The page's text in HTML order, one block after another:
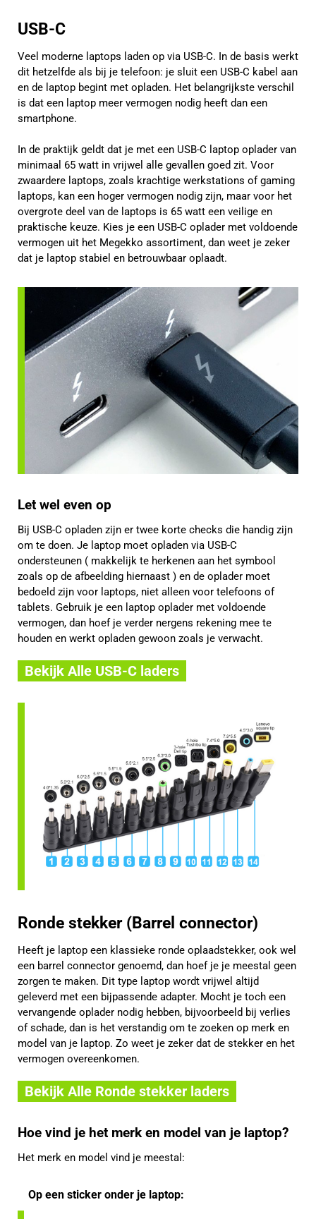
USB-C
Veel moderne laptops laden op via USB-C. In de basis werkt
dit hetzelfde als bij je telefoon: je sluit een USB-C kabel aan
en de laptop begint met opladen. Het belangrijkste verschil
is dat een laptop meer vermogen nodig heeft dan een
smartphone.
In de praktijk geldt dat je met een USB-C laptop oplader van
minimaal 65 watt in vrijwel alle gevallen goed zit. Voor
zwaardere laptops, zoals krachtige werkstations of gaming
laptops, kan een hoger vermogen nodig zijn, maar voor het
overgrote deel van de laptops is 65 watt een veilige en
praktische keuze. Kies je een USB-C oplader met voldoende
vermogen uit het Megekko assortiment, dan weet je zeker
dat je laptop stabiel en betrouwbaar oplaadt.
Let wel even op
Bij USB-C opladen zijn er twee korte checks die handig zijn
om te doen. Je laptop moet opladen via USB-C
ondersteunen ( makkelijk te herkenen aan het symbool
zoals op de afbeelding hiernaast ) en de oplader moet
bedoeld zijn voor laptops, niet alleen voor telefoons of
tablets. Gebruik je een laptop oplader met voldoende
vermogen, dan hoef je verder nergens rekening mee te
houden en werkt opladen gewoon zoals je verwacht.
Bekijk Alle USB-C laders
Ronde stekker (Barrel connector)
Heeft je laptop een klassieke ronde oplaadstekker, ook wel
een barrel connector genoemd, dan hoef je je meestal geen
zorgen te maken. Dit type laptop wordt vrijwel altijd
geleverd met een bijpassende adapter. Mocht je toch een
vervangende oplader nodig hebben, bijvoorbeeld bij verlies
of schade, dan is het verstandig om te zoeken op merk en
model van je laptop. Zo weet je zeker dat de stekker en het
vermogen overeenkomen.
Bekijk Alle Ronde stekker laders
Hoe vind je het merk en model van je laptop?
Het merk en model vind je meestal:
Op een sticker onder je laptop: